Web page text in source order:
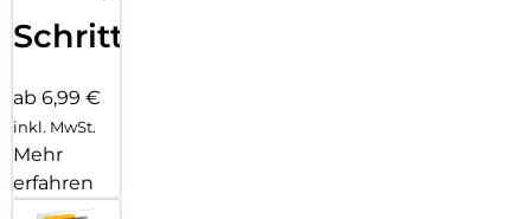
Schritten
ab 6,99 €
inkl. MwSt.
Mehr
erfahren